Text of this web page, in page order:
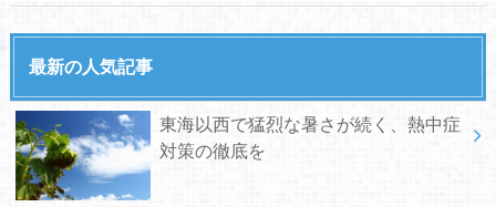
最新の人気記事
東海以西で猛烈な暑さが続く、熱中症
対策の徹底を